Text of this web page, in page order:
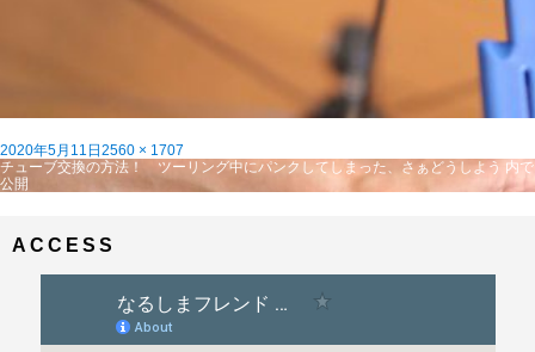
投
稿
日:
2020年5月11日 フ
ル
2560 × 1707
投
稿
ー
チューブ交換の方法！ ツーリング中にパンクしてしまった、さぁどうしよう 内で
公開
ACCESS